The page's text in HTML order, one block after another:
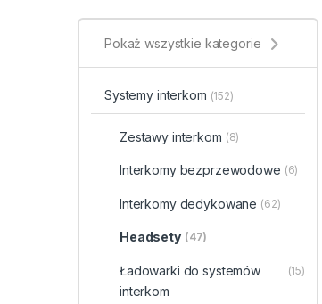
Pokaż wszystkie kategorie
Systemy interkom (152)
Zestawy interkom (8)
Interkomy bezprzewodowe (6)
Interkomy dedykowane (62)
Headsety (47)
Ładowarki do systemów
interkom
(15)